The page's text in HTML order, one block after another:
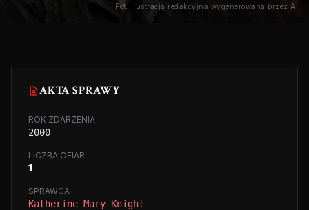
Fot. Ilustracja redakcyjna wygenerowana przez AI
AKTA SPRAWY
ROK ZDARZENIA
2000
LICZBA OFIAR
1
SPRAWCA
Katherine Mary Knight